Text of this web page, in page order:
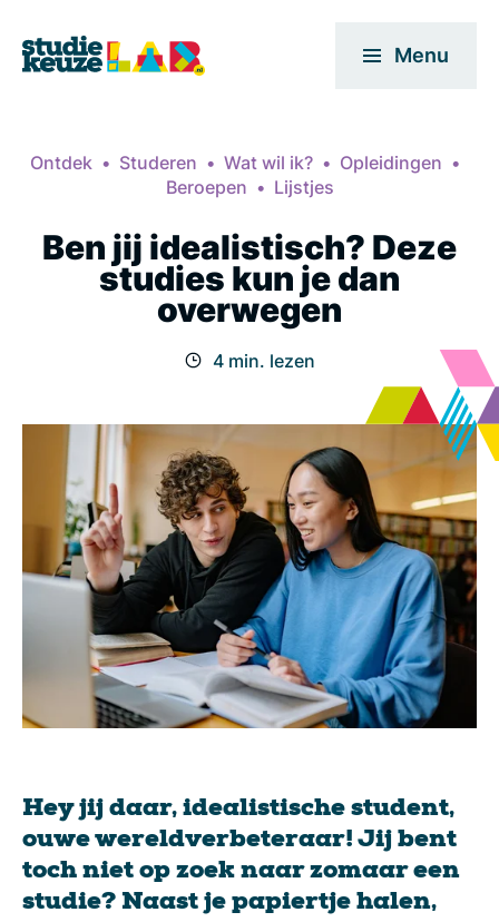
Menu
Ontdek Studeren Wat wil ik?
Opleidingen
Beroepen
Lijstjes
Ben jij idealistisch? Deze
studies kun je dan
overwegen
4 min. lezen
Hey jij daar, idealistische student,
ouwe wereldverbeteraar! Jij bent
toch niet op zoek naar zomaar een
studie? Naast je papiertje halen,